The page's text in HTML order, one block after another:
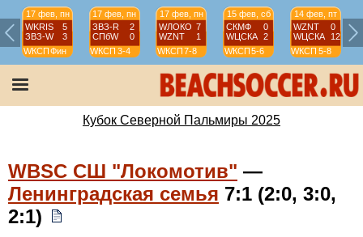
17 фев, пн
WKRIS
5
ЗВЗ-W
3
WКСПФин
17 фев, пн
ЗВЗ-R
2
СПбW
0
WКСП 3-4
17 фев, пн
WЛОКО 7
WZNT
1
WКСП 7-8
15 фев, сб
СКМФ
0
WЦСКА 2
WКСП5-6
14 фев, пт
WZNT
0
WЦСКА
12
WКСП 5-8
Кубок Северной Пальмиры 2025
WBSC СШ "Локомотив" —
Ленинградская семья 7:1 (2:0, 3:0,
2:1)